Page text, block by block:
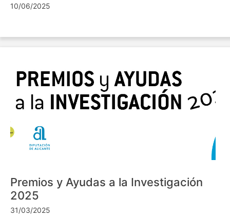
10/06/2025
Premios y Ayudas a la Investigación
2025
31/03/2025